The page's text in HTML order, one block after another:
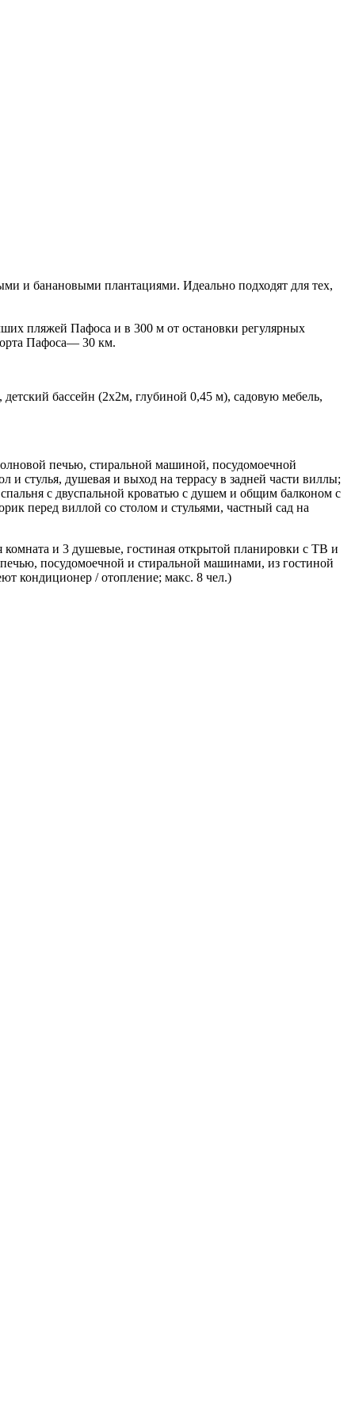
и банановыми плантациями. Идеально подходят для тех,
пляжей Пафоса и в 300 м от остановки регулярных
Пафоса— 30 км.
бассейн (2х2м, глубиной 0,45 м), садовую мебель,
печью, стиральной машиной, посудомоечной
стулья, душевая и выход на террасу в задней части виллы;
с двуспальной кроватью с душем и общим балконом с
перед виллой со столом и стульями, частный сад на
и 3 душевые, гостиная открытой планировки с ТВ и
посудомоечной и стиральной машинами, из гостиной
кондиционер / отопление; макс. 8 чел.)